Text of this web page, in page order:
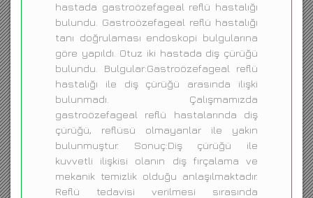
hastada gastroözefageal reflü hastalığı
bulundu. Gastroözefageal reflü hastalığı
tanı doğrulaması endoskopi bulgularına
göre yapıldı. Otuz iki hastada diş çürüğü
bulundu. Bulgular:Gastroözefageal reflü
hastalığı ile diş çürüğü arasında ilişki
bulunmadı. Çalışmamızda
gastroözefageal reflü hastalarında diş
çürüğü, reflüsü olmayanlar ile yakın
bulunmuştur. Sonuç:Diş çürüğü ile
kuvvetli ilişkisi olanın diş fırçalama ve
mekanik temizlik olduğu anlaşılmaktadır.
Reflü tedavisi verilmesi sırasında